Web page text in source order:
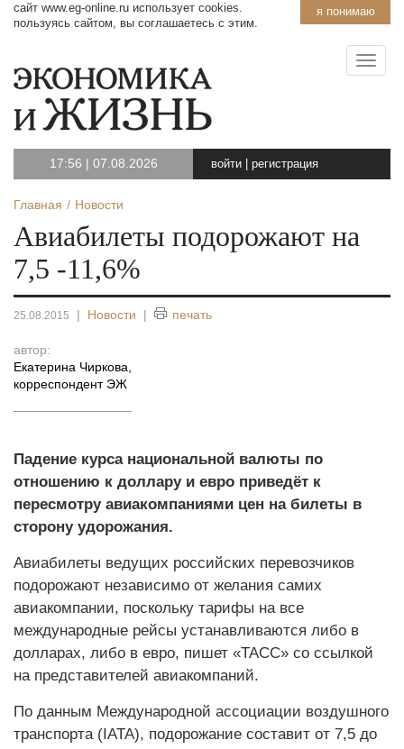
я понимаю
сайт www.eg-online.ru использует cookies.
пользуясь сайтом, вы соглашаетесь с этим.
17:56 | 07.08.2026 войти регистрация
Главная Новости
Авиабилеты подорожают на
7,5 -11,6%
25.08.2015 | Новости | печать
автор:
Екатерина Чиркова
корреспондент ЭЖ
Падение курса национальной валюты по
отношению к доллару и евро приведёт к
пересмотру авиакомпаниями цен на билеты в
сторону удорожания.
Авиабилеты ведущих российских перевозчиков
подорожают независимо от желания самих
авиакомпании, поскольку тарифы на все
международные рейсы устанавливаются либо в
долларах, либо в евро, пишет «ТАСС» со ссылкой
на представителей авиакомпаний.
По данным Международной ассоциации воздушного
транспорта (IATA), подорожание составит от 7,5 до